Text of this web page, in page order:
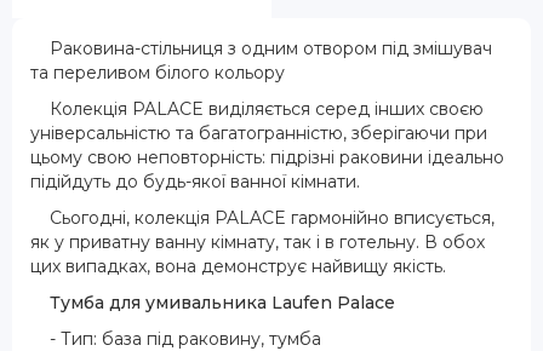
Раковина-стільниця з одним отвором під змішувач
та переливом білого кольору
Колекція PALACE виділяється серед інших своєю
універсальністю та багатогранністю, зберігаючи при
цьому свою неповторність: підрізні раковини ідеально
підійдуть до будь-якої ванної кімнати.
Сьогодні, колекція PALACE гармонійно вписується,
як у приватну ванну кімнату, так і в готельну. В обох
цих випадках, вона демонструє найвищу якість.
Тумба для умивальника Laufen Palace
- Тип: база під раковину, тумба